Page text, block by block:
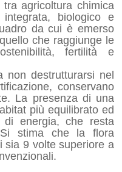
agricoltura chimica
biologico e
da cui è emerso
che raggiunge le
fertilità e
non destrutturarsi nel
conservano
La presenza di una
più equilibrato ed
di energia, che resta
stima che la flora
sia 9 volte superiore a